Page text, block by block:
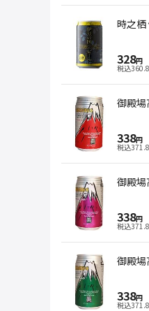
時之
328円
税込360.8
御殿
338円
税込371.8
御殿
338円
税込371.8
御殿
338円
税込371.8